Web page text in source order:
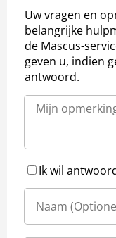
Uw vragen en
belangrijke
de Mascus-
geven u, indien
antwoord.
Ik wil